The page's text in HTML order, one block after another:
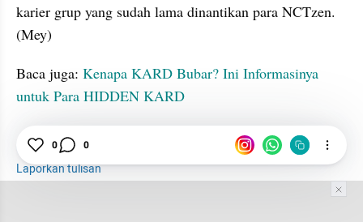
karier grup yang sudah lama dinantikan para NCTzen.
(Mey)
Baca juga: Kenapa KARD Bubar? Ini Informasinya
untuk Para HIDDEN KARD
tatatax2
Comeback
Laporkan tulisan
0 0